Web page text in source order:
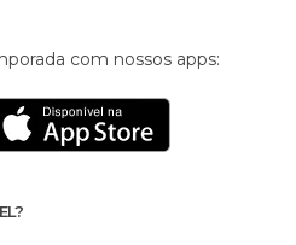
com nossos apps: